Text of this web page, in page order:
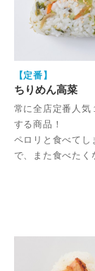
【定番】
ちりめん高菜
常に全店定番人気
する商品！
ペロリと食べてし
で、また食べたく